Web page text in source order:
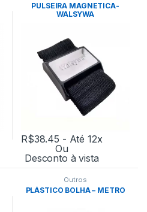
PULSEIRA MAGNETICA-
WALSYWA
R$38.45 - Até 12x
Ou
Desconto à vista
Outros
PLÁSTICO BOLHA – METRO